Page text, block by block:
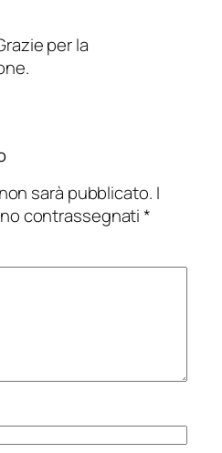
per la
sarà pubblicato. I
contrassegnati*